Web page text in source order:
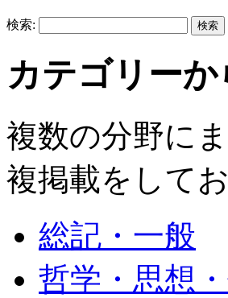
検索:
カテゴリーか
複数の分野に
複掲載をして
総記・一般
哲学・思想